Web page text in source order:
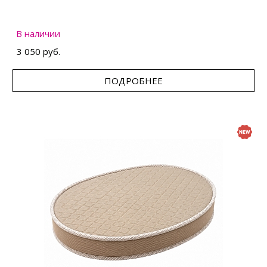
В наличии
3 050 руб.
ПОДРОБНЕЕ